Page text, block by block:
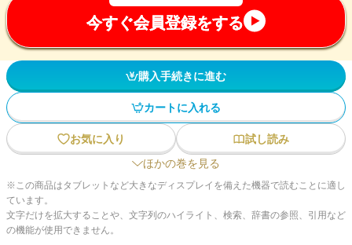
今すぐ会員登録をする
購入手続きに進む
カートに入れる
お気に入り
試し読み
ほかの巻を見る
※この商品はタブレットなど大きなディスプレイを備えた機器で読むことに適し
ています。
文字だけを拡大することや、文字列のハイライト、検索、辞書の参照、引用など
の機能が使用できません。